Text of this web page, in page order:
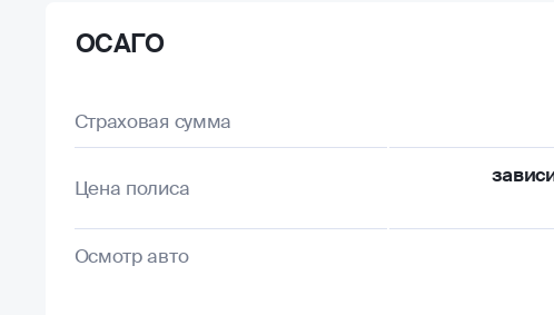
ОСАГО
Страховая сумма
Цена полиса
Осмотр авто